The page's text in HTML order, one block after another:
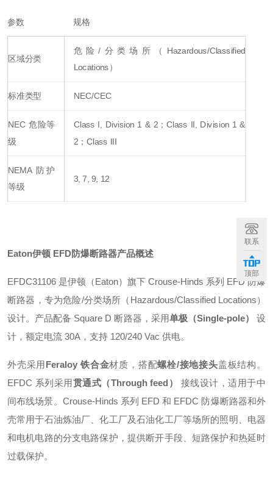
参数 规格
区域分类
危险/分类场所（Hazardous/Classified
Locations）
标准类型 NEC/CEC
NEC 危险等
级
Class I, Division 1 & 2；Class II, Division 1 &
2；Class III
NEMA 防护
等级
3, 7, 9, 12
Eaton伊顿 EFD防爆断路器产品概述
EFDC31106 是伊顿（Eaton）旗下 Crouse-Hinds 系列 EFD 防爆
断路器，专为危险/分类场所（Hazardous/Classified Locations）
设计。产品配备 Square D 断路器，采用单极（Single-pole）
设
计，额定电流 30A，支持 120/240 Vac 供电。
外壳采用 Feraloy 铁合金材质 ，搭配螺栓/接地接头盖板结构 。
EFDC 系列采用贯通式（Through feed）
接线设计，适用于中
间布线场景。Crouse-Hinds 系列 EFD 和 EFDC 防爆断路器和外
壳常用于石油炼油厂、化工厂及石油化工厂等场所的照明、电器
和电机电路的分支电路保护，提供断开手段、短路保护和热延时
过载保护。
联系
顶部